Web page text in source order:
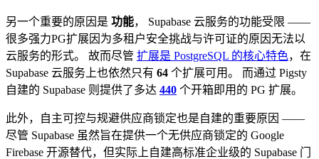
另一个重要的原因是 功能， Supabase 云服务的功能受限 ——
很多强力PG扩展因为多租户安全挑战与许可证的原因无法以
云服务的形式。 故而尽管 扩展是 PostgreSQL 的核心特色，在
Supabase 云服务上也依然只有 64 个扩展可用。 而通过 Pigsty
自建的 Supabase 则提供了多达 440 个开箱即用的 PG 扩展。
此外，自主可控与规避供应商锁定也是自建的重要原因 ——
尽管 Supabase 虽然旨在提供一个无供应商锁定的 Google
Firebase 开源替代，但实际上自建高标准企业级的 Supabase 门